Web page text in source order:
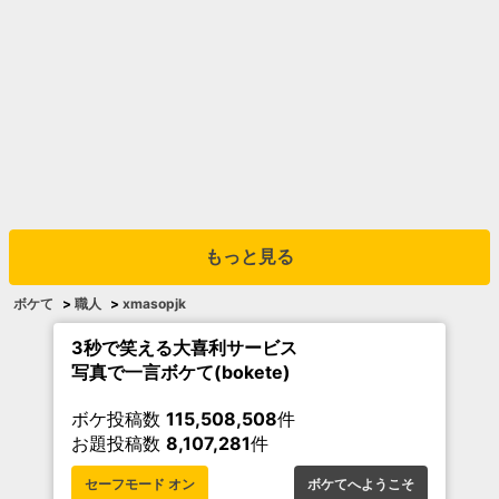
もっと見る
ボケて > 職人 > xmasopjk
3秒で笑える大喜利サービス
写真で一言ボケて(bokete)
ボケ投稿数 115,508,508件
お題投稿数 8,107,281件
セーフモード オン ボケてへようこそ